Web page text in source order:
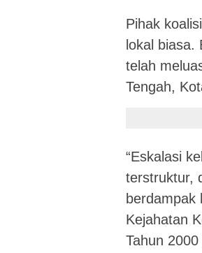
Pihak
lokal biasa.
telah
Tengah,
“Eskalasi
terstruktur,
berdampak
Kejahatan
Tahun